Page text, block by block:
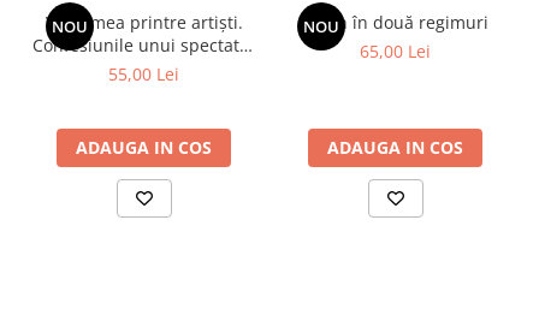
NOU
Viața mea printre artiști.
Confesiunile unui spectator
fidel
55,00 Lei
ADAUGA IN COS
NOU
Spion în două regimuri
65,00 Lei
ADAUGA IN COS